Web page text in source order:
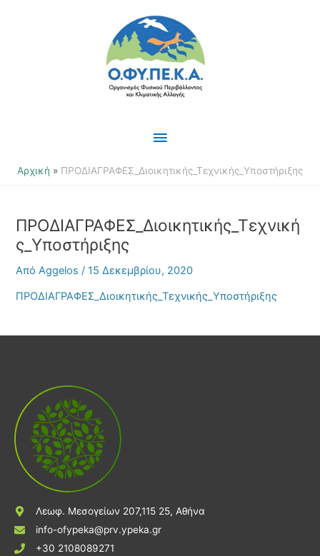
Κύριο
Μενού
Αρχική ΠΡΟΔΙΑΓΡΑΦΕΣ_Διοικητικής_Τεχνικής_Υποστήριξης
ΠΡΟΔΙΑΓΡΑΦΕΣ_Διοικητικής_Τεχνική
ς_Υποστήριξης
ΑπόAggelos/15 Δεκεμβρίου, 2020
ΠΡΟΔΙΑΓΡΑΦΕΣ_Διοικητικής_Τεχνικής_Υποστήριξης
Λεωφ. Μεσογείων 207,115 25, Αθήνα
info-ofypeka@prv.ypeka.gr
+30 2108089271